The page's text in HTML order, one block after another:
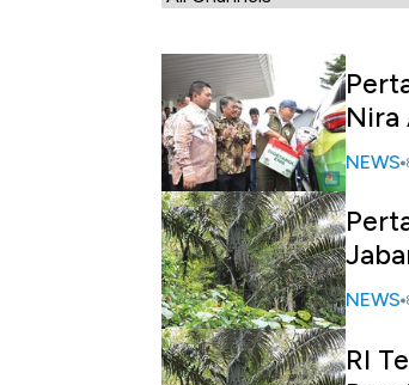
Nira
NEWS
NEWS
RI